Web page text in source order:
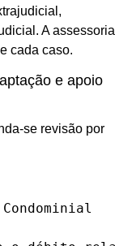
A assessoria
cada caso.
e apoio
se revisão por